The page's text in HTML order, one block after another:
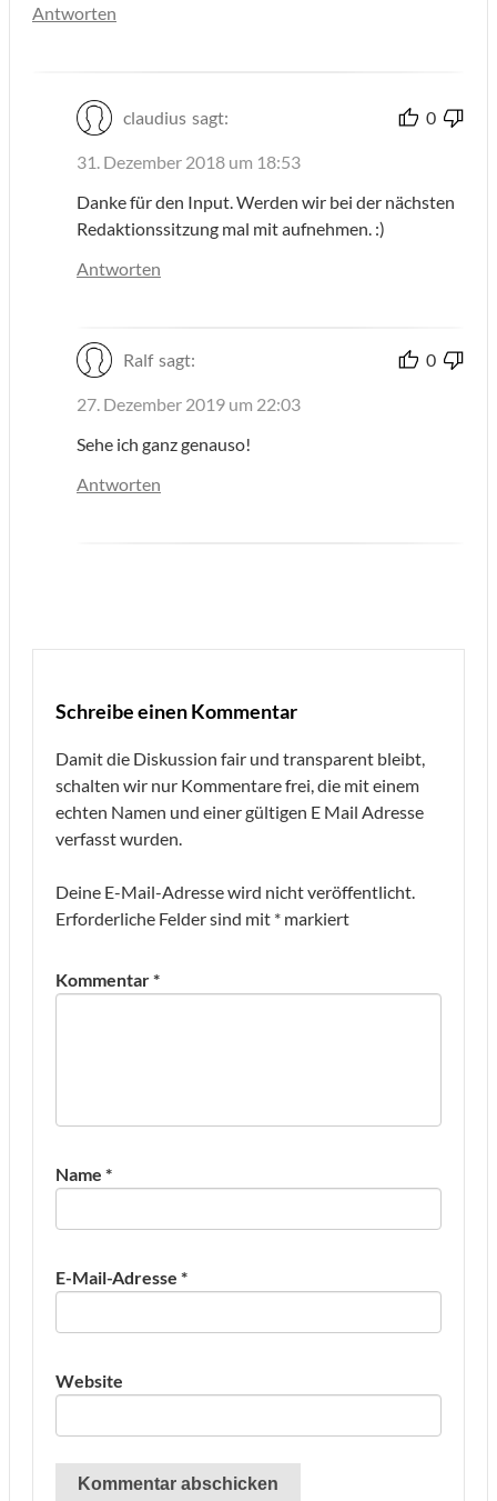
Antworten
claudius sagt: 0
31. Dezember 2018 um 18:53
Danke für den Input. Werden wir bei der nächsten
Redaktionssitzung mal mit aufnehmen. :)
Antworten
Ralf sagt: 0
27. Dezember 2019 um 22:03
Sehe ich ganz genauso!
Antworten
Schreibe einen Kommentar
Damit die Diskussion fair und transparent bleibt,
schalten wir nur Kommentare frei, die mit einem
echten Namen und einer gültigen E Mail Adresse
verfasst wurden.
Deine E-Mail-Adresse wird nicht veröffentlicht.
Erforderliche Felder sind mit * markiert
Kommentar*
Name *
E-Mail-Adresse *
Website